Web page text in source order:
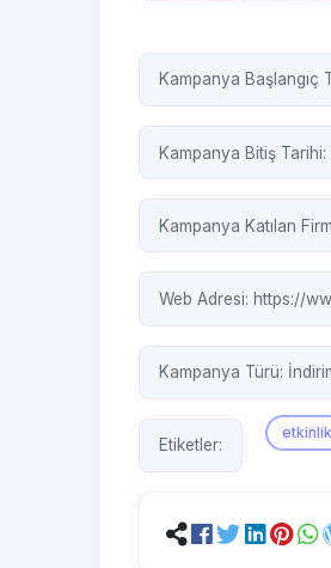
Kampanya Başlangıç
Kampanya Bitiş
Kampanya Katılan
Web Adresi: https://
Kampanya Türü:
Etiketler:
etkinlik